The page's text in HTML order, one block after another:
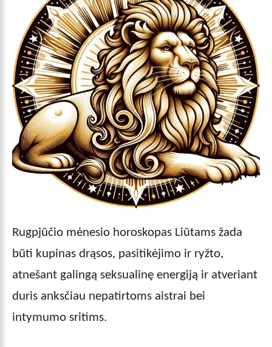
Rugpjūčio mėnesio horoskopas Liūtams žada
būti kupinas drąsos, pasitikėjimo ir ryžto,
atnešant galingą seksualinę energiją ir atveriant
duris anksčiau nepatirtoms aistrai bei
intymumo sritims.